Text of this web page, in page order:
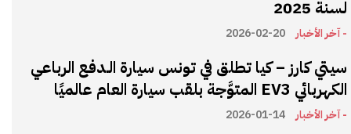
لسنة 2025
- آخر الأخبار 2026-02-20
سيتي كارز – كيا تطلق في تونس سيارة الـدفع الرباعي
الكهربائي EV3 المتوَّجة بلقب سيارة العام عالميًا
- آخر الأخبار 2026-01-14